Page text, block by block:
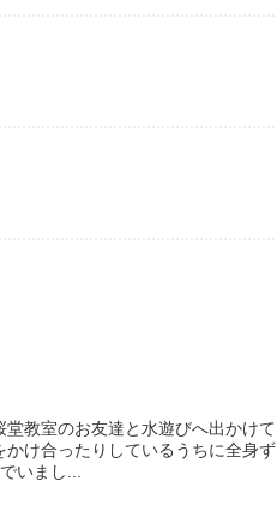
教室のお友達と水遊びへ出かけて
け合ったりしているうちに全身ず
いまし...